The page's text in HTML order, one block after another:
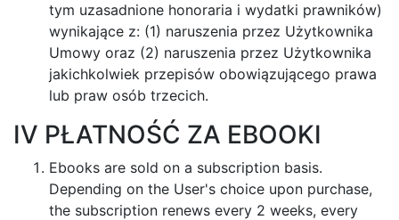
tym uzasadnione honoraria i wydatki prawników)
wynikające z: (1) naruszenia przez Użytkownika
Umowy oraz (2) naruszenia przez Użytkownika
jakichkolwiek przepisów obowiązującego prawa
lub praw osób trzecich.
IV PŁATNOŚĆ ZA EBOOKI
Ebooks are sold on a subscription basis.
Depending on the User's choice upon purchase,
the subscription renews every 2 weeks, every